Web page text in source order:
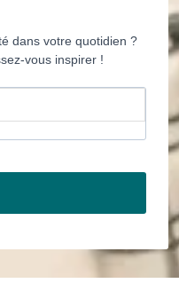
dans votre quotidien ?
vous inspirer !